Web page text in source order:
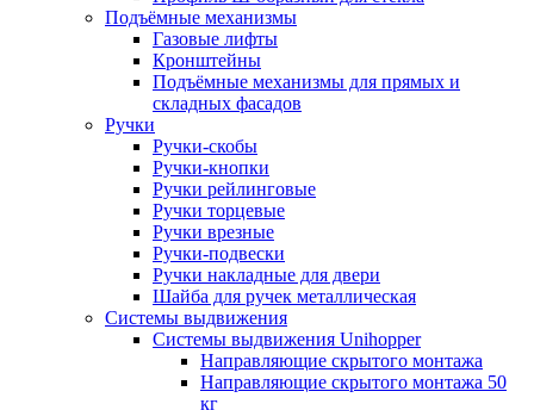
Подъёмные механизмы
Газовые лифты
Кронштейны
Подъёмные механизмы для прямых и
складных фасадов
Ручки
Ручки-скобы
Ручки-кнопки
Ручки рейлинговые
Ручки торцевые
Ручки врезные
Ручки-подвески
Ручки накладные для двери
Шайба для ручек металлическая
Системы выдвижения
Системы выдвижения Unihopper
Направляющие скрытого монтажа
Направляющие скрытого монтажа 50
кг